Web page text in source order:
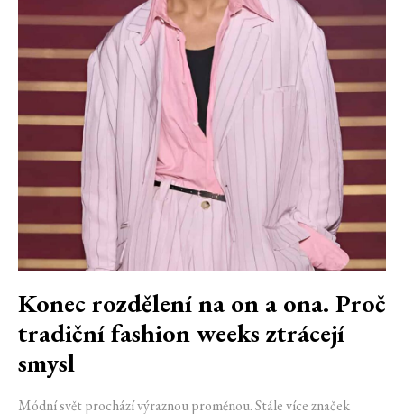
Konec rozdělení na on a ona. Proč
tradiční fashion weeks ztrácejí
smysl
Módní svět prochází výraznou proměnou. Stále více značek